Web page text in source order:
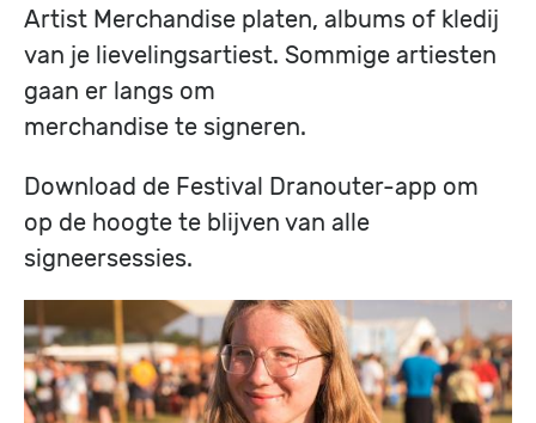
Artist Merchandise platen, albums of kledij
van je lievelingsartiest. Sommige artiesten
gaan er langs om
merchandise te signeren.
Download de Festival Dranouter-app om
op de hoogte te blijven van alle
signeersessies.
Image